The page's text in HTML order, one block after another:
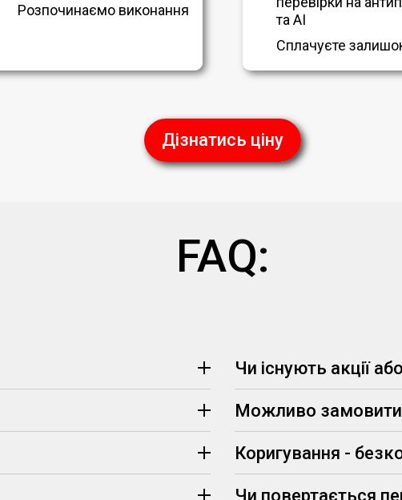
Розпочинаємо виконання
та AI
Сплачуєте
Дізнатись ціну
FAQ:
Чи існують акції
(визначаються
Можливо замовити
Коригування -
Чи повертається